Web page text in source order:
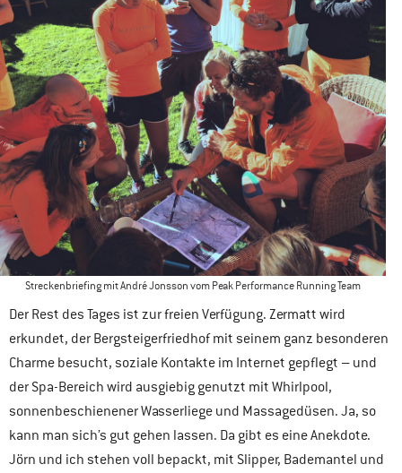
Streckenbriefing mit André Jonsson vom Peak Performance Running Team
Der Rest des Tages ist zur freien Verfügung. Zermatt wird
erkundet, der Bergsteigerfriedhof mit seinem ganz besonderen
Charme besucht, soziale Kontakte im Internet gepflegt – und
der Spa-Bereich wird ausgiebig genutzt mit Whirlpool,
sonnenbeschienener Wasserliege und Massagedüsen. Ja, so
kann man sich’s gut gehen lassen. Da gibt es eine Anekdote.
Jörn und ich stehen voll bepackt, mit Slipper, Bademantel und